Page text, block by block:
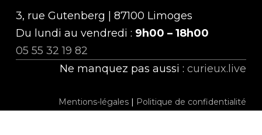
3, rue Gutenberg | 87100 Limoges
Du lundi au vendredi : 9h00 – 18h00
05 55 32 19 82
Ne manquez pas aussi :curieux.live
Mentions-légales Politique de confidentialité